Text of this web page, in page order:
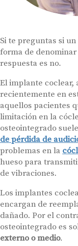
Si te preguntas si
forma de
respuesta es no.
El implante coclear,
recientemente en
aquellos pacientes
limitación en la
osteointegrado
de pérdida de
problemas en la
hueso para
de vibraciones.
Los implantes
encargan de
dañado. Por el
osteointegrado es
externo o medio.